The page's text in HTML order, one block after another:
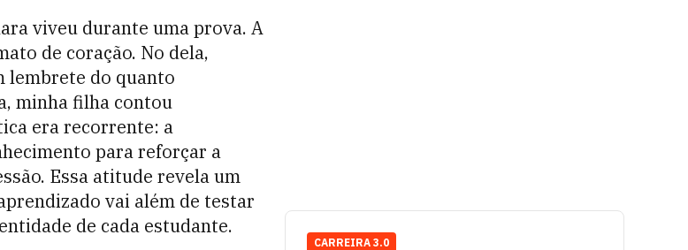
viveu durante uma prova. A
de coração. No dela,
lembrete do quanto
minha filha contou
era recorrente: a
para reforçar a
Essa atitude revela um
vai além de testar
de cada estudante.
CARREIRA 3.0